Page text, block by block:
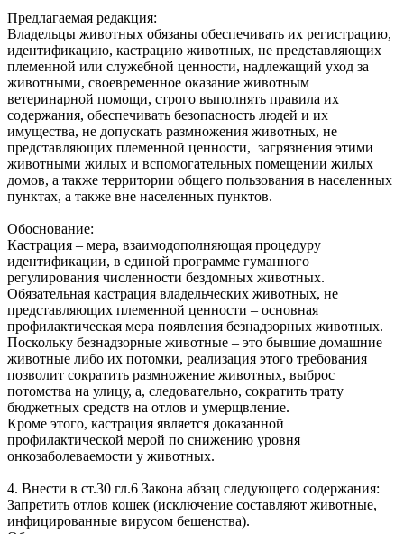
Предлагаемая редакция:
Владельцы животных обязаны обеспечивать их регистрацию,
идентификацию, кастрацию животных, не представляющих
племенной или служебной ценности, надлежащий‌ уход за
животными, своевременное оказание животным
ветеринарной‌ помощи, строго выполнять правила их
содержания, обеспечивать безопасность людей‌ и их
имущества, не допускать размножения животных, не
представляющих племенной ценности, загрязнения этими
животными жилых и вспомогательных помещении‌ жилых
домов, а также территории общего пользования в населенных
пунктах, а также вне населенных пунктов.
Обоснование:
Кастрация – мера, взаимодополняющая процедуру
идентификации, в единой программе гуманного
регулирования численности бездомных животных.
Обязательная кастрация владельческих животных, не
представляющих племенной ценности – основная
профилактическая мера появления безнадзорных животных.
Поскольку безнадзорные животные – это бывшие домашние
животные либо их потомки, реализация этого требования
позволит сократить размножение животных, выброс
потомства на улицу, а, следовательно, сократить трату
бюджетных средств на отлов и умерщвление.
Кроме этого, кастрация является доказанной
профилактической мерой по снижению уровня
онкозаболеваемости у животных.
4. Внести в ст.30 гл.6 Закона абзац следующего содержания:
Запретить отлов кошек (исключение составляют животные,
инфицированные вирусом бешенства).